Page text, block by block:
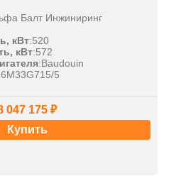
Балт Инжиниринг
кВт:520
кВт:572
:Baudouin
6M33G715/5
047 175 ₽
Купить